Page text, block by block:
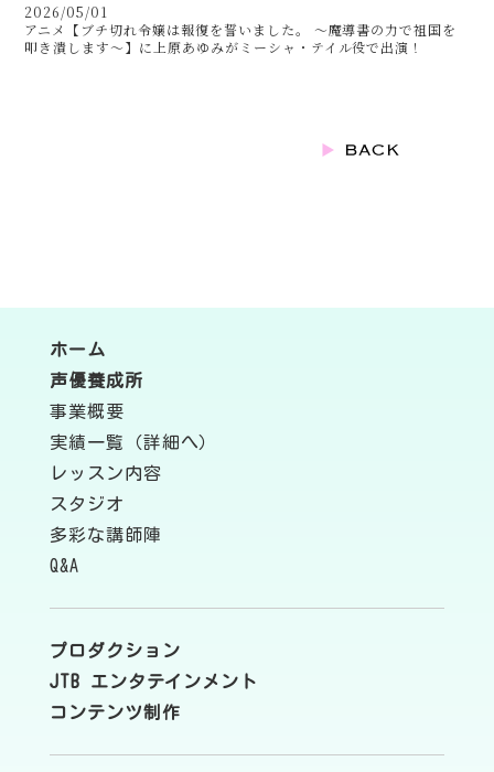
2026/05/01
アニメ【ブチ切れ令嬢は報復を誓いました。 ～魔導書の力で祖国を
叩き潰します～】に上原あゆみがミーシャ・テイル役で出演！
ホーム
声優養成所
事業概要
実績一覧（詳細へ）
レッスン内容
スタジオ
多彩な講師陣
Q&A
プロダクション
JTB エンタテインメント
コンテンツ制作